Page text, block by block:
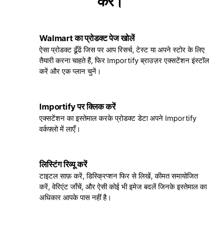
Walmart का प्रोडक्ट पेज खोलें
ऐसा प्रोडक्ट ढूँढें जिस पर आप रिसर्च, टेस्ट या अपने स्टोर के लिए
तैयारी करना चाहते हैं, फिर Importify ब्राउज़र एक्सटेंशन इंस्टॉल
करें और एक प्लान चुनें।
Importify पर क्लिक करें
एक्सटेंशन का इस्तेमाल करके प्रोडक्ट डेटा अपने Importify
वर्कफ़्लो में लाएँ।
लिस्टिंग रिव्यू करें
टाइटल साफ़ करें, डिस्क्रिप्शन फिर से लिखें, कीमत समायोजित
करें, वेरिएंट जाँचें, और ऐसी कोई भी इमेज बदलें जिनके इस्तेमाल का
अधिकार आपके पास नहीं है।